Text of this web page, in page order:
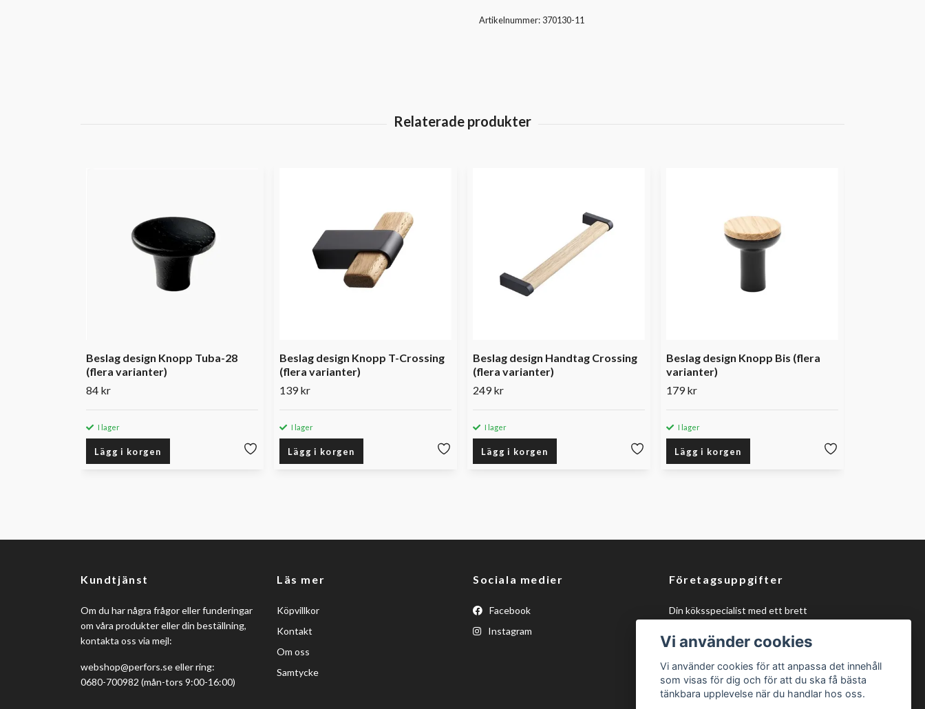
Artikelnummer: 370130-11
Beslag design Knopp Tuba-28
(flera varianter)
84 kr
I lager
Lägg i korgen
Beslag design Knopp T-Crossing
(flera varianter)
139 kr
I lager
Lägg i korgen
Beslag design Handtag Crossing
(flera varianter)
249 kr
I lager
Lägg i korgen
Beslag design Knopp Bis (flera
varianter)
179 kr
I lager
Lägg i korgen
Kundtjänst
Om du har några frågor eller funderingar
om våra produkter eller din beställning,
kontakta oss via mejl:
webshop@perfors.seeller ring:
0680-700982 (mån-tors 9:00-16:00)
Läs mer
Köpvillkor
Kontakt
Om oss
Samtycke
Sociala medier
Facebook
Instagram
Företagsuppgifter
Din köksspecialist med ett brett
monteringsmaterial, samt unika 150mm
plasmafilter för alla köksprojekt!
Vi använder cookies
Vi använder cookies för att anpassa det innehåll
som visas för dig och för att du ska få bästa
tänkbara upplevelse när du handlar hos oss.